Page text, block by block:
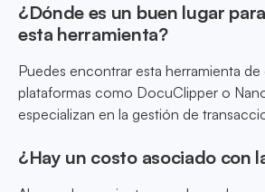
¿Dónde es un buen lugar
esta herramienta?
Puedes encontrar esta herramienta
plataformas como DocuClipper o
especializan en la gestión de
¿Hay un costo asociado con